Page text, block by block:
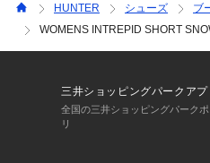
HUNTER シューズ
ブ
WOMENS INTREPID SHORT
三井ショッピングパークアプ
全国の三井ショッピングパーク
リ